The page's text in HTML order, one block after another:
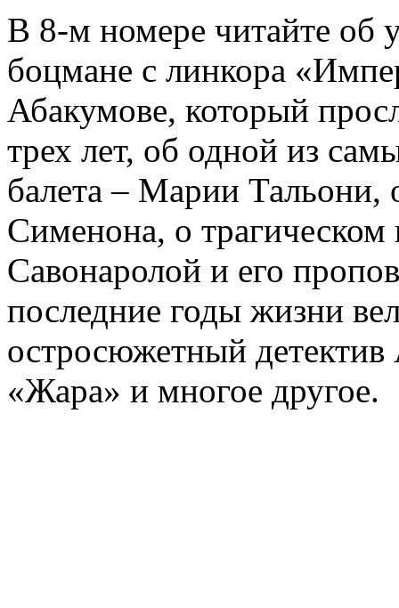
В 8-м номере читайте об
боцмане с линкора
Абакумове, который
трех лет, об одной из
балета – Марии
Сименона, о трагическом
Савонаролой и его
последние годы жизни
остросюжетный детектив
«Жара» и многое другое.